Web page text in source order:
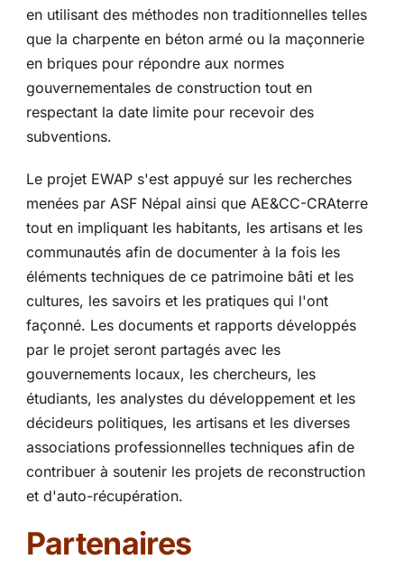
en utilisant des méthodes non traditionnelles telles
que la charpente en béton armé ou la maçonnerie
en briques pour répondre aux normes
gouvernementales de construction tout en
respectant la date limite pour recevoir des
subventions.
Le projet EWAP s'est appuyé sur les recherches
menées par ASF Népal ainsi que AE&CC-CRAterre
tout en impliquant les habitants, les artisans et les
communautés afin de documenter à la fois les
éléments techniques de ce patrimoine bâti et les
cultures, les savoirs et les pratiques qui l'ont
façonné. Les documents et rapports développés
par le projet seront partagés avec les
gouvernements locaux, les chercheurs, les
étudiants, les analystes du développement et les
décideurs politiques, les artisans et les diverses
associations professionnelles techniques afin de
contribuer à soutenir les projets de reconstruction
et d'auto-récupération.
Partenaires